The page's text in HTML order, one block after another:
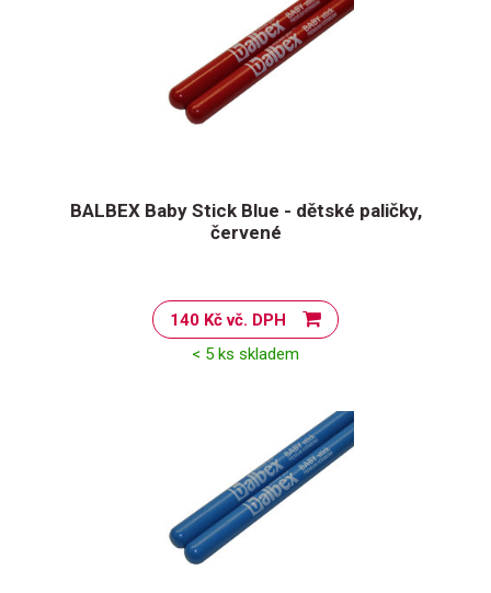
BALBEX Baby Stick Blue - dětské paličky,
červené
140 Kč vč. DPH
< 5 ks skladem